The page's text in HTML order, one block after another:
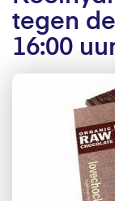
tegen
16:00